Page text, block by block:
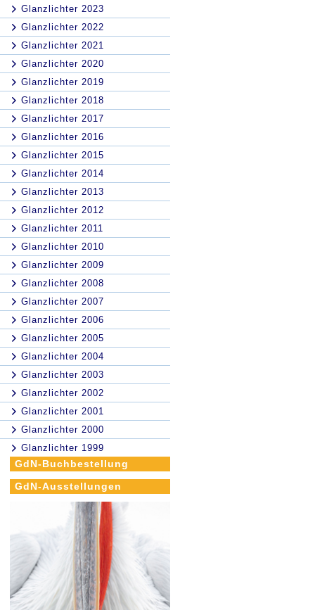
Glanzlichter 2023
Glanzlichter 2022
Glanzlichter 2021
Glanzlichter 2020
Glanzlichter 2019
Glanzlichter 2018
Glanzlichter 2017
Glanzlichter 2016
Glanzlichter 2015
Glanzlichter 2014
Glanzlichter 2013
Glanzlichter 2012
Glanzlichter 2011
Glanzlichter 2010
Glanzlichter 2009
Glanzlichter 2008
Glanzlichter 2007
Glanzlichter 2006
Glanzlichter 2005
Glanzlichter 2004
Glanzlichter 2003
Glanzlichter 2002
Glanzlichter 2001
Glanzlichter 2000
Glanzlichter 1999
GdN-Buchbestellung
GdN-Ausstellungen